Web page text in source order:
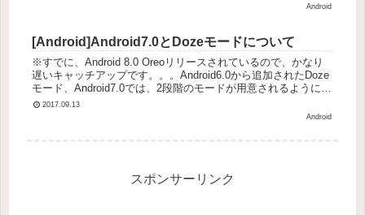
Android
[Android]Android7.0とDozeモードについて
※すでに、Android 8.0 Oreoリリースされているので、かなり
遅いキャッチアップです。。。Android6.0から追加されたDoze
モード、Android7.0では、2段階のモードが用意されるようにな
ったようです。第一段階の制限サ...
2017.09.13
Android
スポンサーリンク